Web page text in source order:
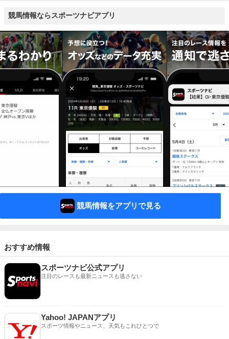
競馬情報ならスポーツナビアプリ
競馬情報をアプリで見る
おすすめ情報
スポーツナビ公式アプリ
注目のレースも最新ニュースも逃さない
Yahoo! JAPANアプリ
スポーツ情報やニュース、天気もこれひとつで